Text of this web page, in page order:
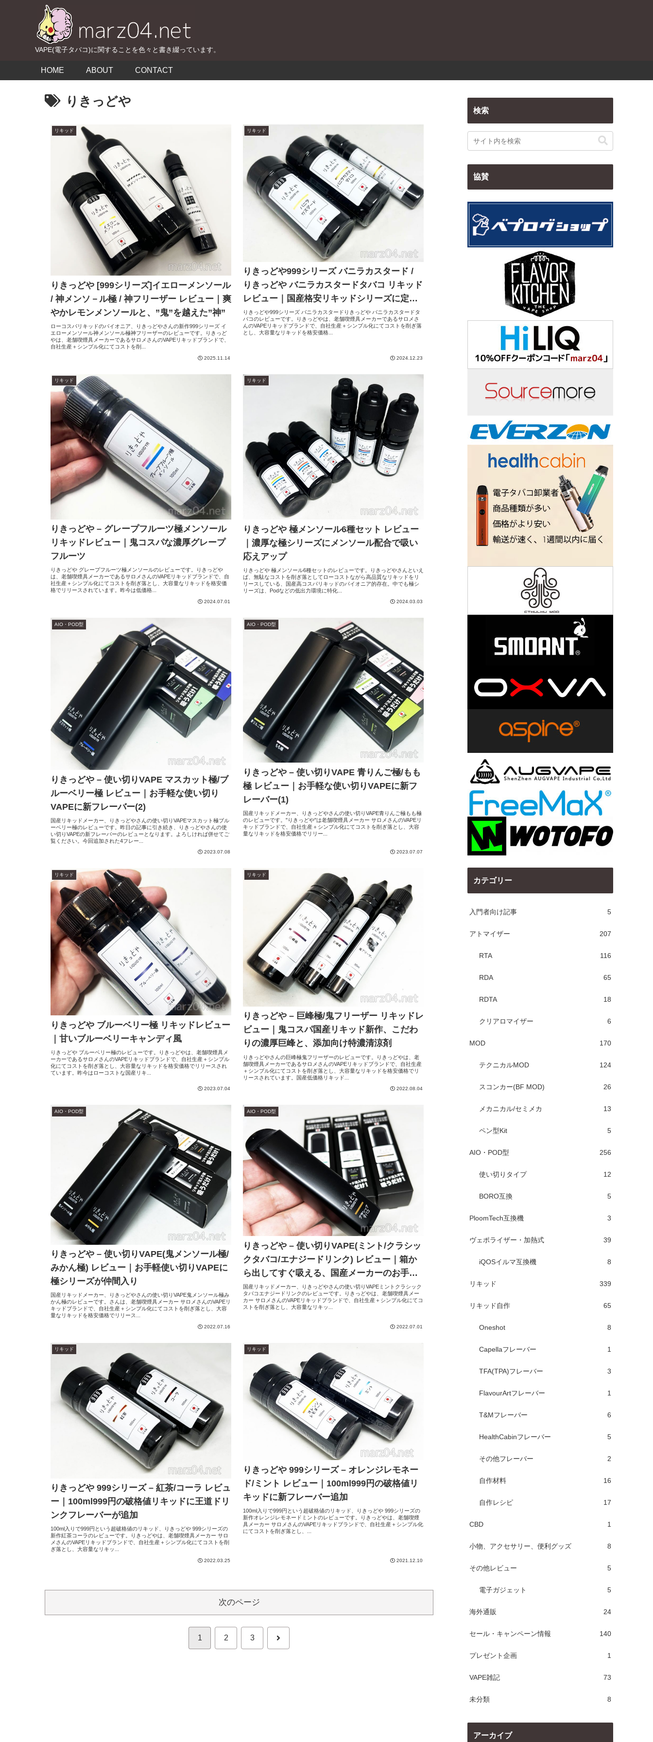
VAPE(電子タバコ)に関することを色々と書き綴っています。
HOME ABOUT CONTACT
りきっどや
リキッド
りきっどや [999シリーズ]イエローメンソール
/ 神メンソ－ル極 / 神フリーザー レビュー｜爽
やかレモンメンソールと、”鬼”を越えた”神”
ローコスパリキッドのパイオニア、りきっどやさんの新作999シリーズ イ
エローメンソール神メンソール極神フリーザーのレビューです。りきっど
やは、老舗喫煙具メーカーであるサロメさんのVAPEリキッドブランドで、
自社生産＋シンプル化にてコストを削...
2025.11.14
リキッド
りきっどや999シリーズ バニラカスタード /
りきっどや バニラカスタードタバコ リキッド
レビュー｜国産格安リキッドシリーズに定番
のバニカスが追加になりました
りきっどや999シリーズ バニラカスタードりきっどや バニラカスタードタ
バコのレビューです。りきっどやは、老舗喫煙具メーカーであるサロメさ
んのVAPEリキッドブランドで、自社生産＋シンプル化にてコストを削ぎ落
とし、大容量なリキッドを格安価格...
2024.12.23
リキッド
りきっどや – グレープフルーツ極メンソール
リキッドレビュー｜鬼コスパな濃厚グレープ
フルーツ
りきっどや グレープフルーツ極メンソールのレビューです。りきっどや
は、老舗喫煙具メーカーであるサロメさんのVAPEリキッドブランドで、自
社生産＋シンプル化にてコストを削ぎ落とし、大容量なリキッドを格安価
格でリリースされています。昨今は低価格...
2024.07.01
リキッド
りきっどや 極メンソール6種セット レビュー
｜濃厚な極シリーズにメンソール配合で吸い
応えアップ
りきっどや 極メンソール6種セットのレビューです。りきっどやさんといえ
ば、無駄なコストを削ぎ落としてローコストながら高品質なリキッドをリ
リースしている、国産高コスパリキッドのパイオニア的存在。中でも極シ
リーズは、Podなどの低出力環境に特化...
2024.03.03
AIO・POD型
りきっどや – 使い切りVAPE マスカット極/ブ
ルーベリー極 レビュー｜お手軽な使い切り
VAPEに新フレーバー(2)
国産リキッドメーカー、りきっどやさんの使い切りVAPEマスカット極ブル
ーベリー極のレビューです。昨日の記事に引き続き、りきっどやさんの使
い切りVAPEの新フレーバーのレビューとなります。よろしければ併せてご
覧ください。今回追加された4フレー...
2023.07.08
AIO・POD型
りきっどや – 使い切りVAPE 青りんご極/もも
極 レビュー｜お手軽な使い切りVAPEに新フ
レーバー(1)
国産リキッドメーカー、りきっどやさんの使い切りVAPE青りんご極もも極
のレビューです。"りきっどや"は老舗喫煙具メーカー サロメさんのVAPEリ
キッドブランドで、自社生産＋シンプル化にてコストを削ぎ落とし、大容
量なリキッドを格安価格でリリー...
2023.07.07
リキッド
りきっどや ブルーベリー極 リキッドレビュー
｜甘いブルーベリーキャンディ風
りきっどや ブルーベリー極のレビューです。りきっどやは、老舗喫煙具メ
ーカーであるサロメさんのVAPEリキッドブランドで、自社生産＋シンプル
化にてコストを削ぎ落とし、大容量なリキッドを格安価格でリリースされ
ています。昨今はローコストな国産リキ...
2023.07.04
リキッド
りきっどや – 巨峰極/鬼フリーザー リキッドレ
ビュー｜鬼コスパ国産リキッド新作、こだわ
りの濃厚巨峰と、添加向け特濃清涼剤
りきっどやさんの巨峰極鬼フリーザーのレビューです。りきっどやは、老
舗喫煙具メーカーであるサロメさんのVAPEリキッドブランドで、自社生産
＋シンプル化にてコストを削ぎ落とし、大容量なリキッドを格安価格でリ
リースされています。国産低価格リキッド...
2022.08.04
AIO・POD型
りきっどや – 使い切りVAPE(鬼メンソール極/
みかん極) レビュー｜お手軽使い切りVAPEに
極シリーズが仲間入り
国産リキッドメーカー、りきっどやさんの使い切りVAPE鬼メンソール極み
かん極のレビューです。さんは、老舗喫煙具メーカー サロメさんのVAPEリ
キッドブランドで、自社生産＋シンプル化にてコストを削ぎ落とし、大容
量なリキッドを格安価格でリリース...
2022.07.16
AIO・POD型
りきっどや – 使い切りVAPE(ミント/クラシッ
クタバコ/エナジードリンク) レビュー｜箱か
ら出してすぐ吸える、国産メーカーのお手軽
VAPE
国産リキッドメーカー、りきっどやさんの使い切りVAPEミントクラシック
タバコエナジードリンクのレビューです。りきっどやは、老舗喫煙具メー
カー サロメさんのVAPEリキッドブランドで、自社生産＋シンプル化にてコ
ストを削ぎ落とし、大容量なリキッ...
2022.07.01
リキッド
りきっどや 999シリーズ – 紅茶/コーラ レビュ
ー｜100ml999円の破格値リキッドに王道ドリ
ンクフレーバーが追加
100ml入りで999円という超破格値のリキッド、りきっどや 999シリーズの
新作紅茶コーラのレビューです。りきっどやは、老舗喫煙具メーカー サロ
メさんのVAPEリキッドブランドで、自社生産＋シンプル化にてコストを削
ぎ落とし、大容量なリキッ...
2022.03.25
リキッド
りきっどや 999シリーズ – オレンジレモネー
ド/ミント レビュー｜100ml999円の破格値リ
キッドに新フレーバー追加
100ml入りで999円という超破格値のリキッド、りきっどや 999シリーズの
新作オレンジレモネードミントのレビューです。りきっどやは、老舗喫煙
具メーカー サロメさんのVAPEリキッドブランドで、自社生産＋シンプル化
にてコストを削ぎ落とし、...
2021.12.10
次のページ
1 2 3 次
検索
協賛
カテゴリー
入門者向け記事 5
アトマイザー 207
RTA 116
RDA 65
RDTA 18
クリアロマイザー 6
MOD 170
テクニカルMOD 124
スコンカー(BF MOD) 26
メカニカル/セミメカ 13
ペン型Kit 5
AIO・POD型 256
使い切りタイプ 12
BORO互換 5
PloomTech互換機 3
ヴェポライザー・加熱式 39
iQOSイルマ互換機 8
リキッド 339
リキッド自作 65
Oneshot 8
Capellaフレーバー 1
TFA(TPA)フレーバー 3
FlavourArtフレーバー 1
T&Mフレーバー 6
HealthCabinフレーバー 5
その他フレーバー 2
自作材料 16
自作レシピ 17
CBD 1
小物、アクセサリー、便利グッズ 8
その他レビュー 5
電子ガジェット 5
海外通販 24
セール・キャンペーン情報 140
プレゼント企画 1
VAPE雑記 73
未分類 8
アーカイブ